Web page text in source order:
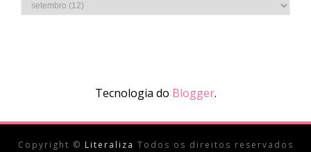
Tecnologia do Blogger.
Copyright © Literaliza Todos os direitos reservados